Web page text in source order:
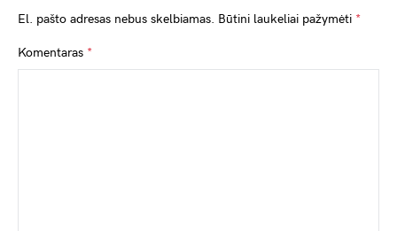
El. pašto adresas nebus skelbiamas. Būtini laukeliai pažymėti *
Komentaras *